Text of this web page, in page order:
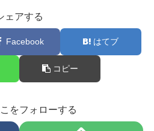
ェアする
Facebook はてブ
コピー
をフォローする